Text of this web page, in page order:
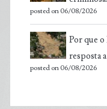
posted on 06/08/2026
Por que o
resposta
posted on 06/08/2026